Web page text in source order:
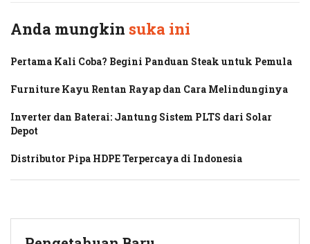
Anda mungkin suka ini
Pertama Kali Coba? Begini Panduan Steak untuk Pemula
Furniture Kayu Rentan Rayap dan Cara Melindunginya
Inverter dan Baterai: Jantung Sistem PLTS dari Solar
Depot
Distributor Pipa HDPE Terpercaya di Indonesia